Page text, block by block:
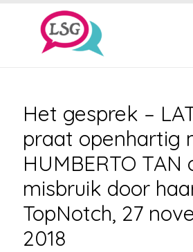
Het gesprek –
praat openhartig
HUMBERTO TAN
misbruik door
TopNotch, 27
2018